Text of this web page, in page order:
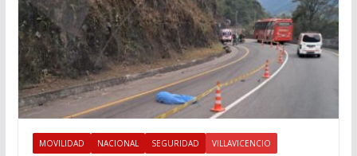
MOVILIDAD NACIONAL SEGURIDAD VILLAVICENCIO